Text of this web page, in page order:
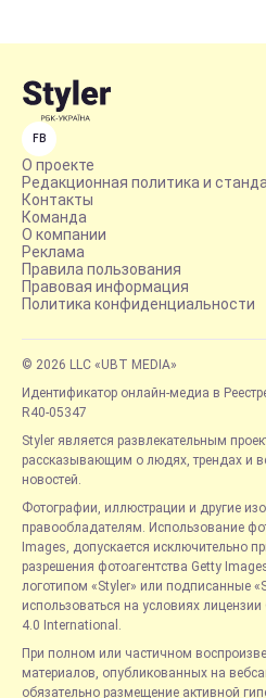
FB
О проекте
Редакционная политика и
Контакты
Команда
О компании
Реклама
Правила пользования
Правовая информация
Политика конфиденциальности
© 2026 LLC «UBT MEDIA»
Идентификатор онлайн-медиа в
R40-05347
Styler является развлекательным
рассказывающим о людях, трендах и
новостей.
Фотографии, иллюстрации и другие
правообладателям. Использование
Images, допускается исключительно
разрешения фотоагентства Getty
логотипом «Styler» или подписанные
использоваться на условиях
4.0 International.
При полном или частичном
материалов, опубликованных на
обязательно размещение активной